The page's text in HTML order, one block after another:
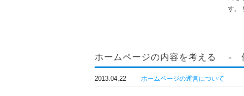
す。
ホームページの内容を考える -
2013.04.22 ホームページの運営について